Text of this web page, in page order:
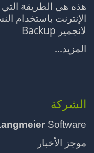
هذه هي الطريقة التي
الإنترنت باستخدام
لانجمير Backup
المزيد...
الشركة
Software
موجز الأخبار